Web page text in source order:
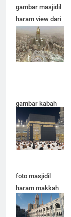
gambar masjidil
haram view dari
atas terbaru
2025
gambar kabah
terbaru 2025
foto masjidil
haram makkah
terbaru